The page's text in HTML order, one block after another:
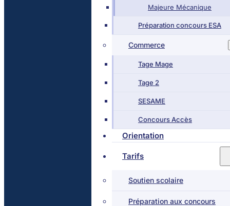
Majeure Mécanique
Préparation concours ESA
Commerce
Tage Mage
Tage 2
SESAME
Concours Accès
Orientation
Tarifs
Soutien scolaire
Préparation aux concours